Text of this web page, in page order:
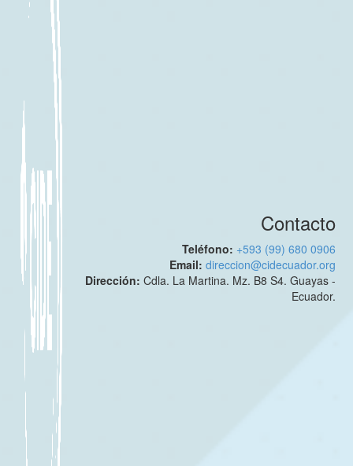
Contacto
Teléfono: +593 (99) 680 0906
Email:direccion@cidecuador.org
Dirección:Cdla. La Martina. Mz. B8 S4. Guayas -
Ecuador.